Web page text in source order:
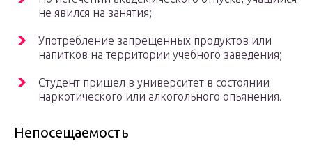
не явился на занятия;
Употребление запрещенных продуктов или
напитков на территории учебного заведения;
Студент пришел в университет в состоянии
наркотического или алкогольного опьянения.
Непосещаемость